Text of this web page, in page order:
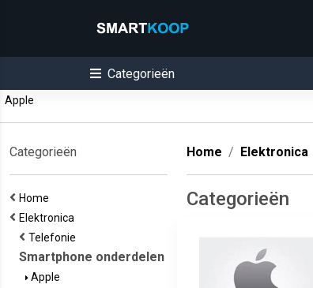
Categorieën
Apple
Categorieën
Home
Elektronica
Telefonie
Smartphone onderdelen
Apple
Home Elektronica
Categorieën